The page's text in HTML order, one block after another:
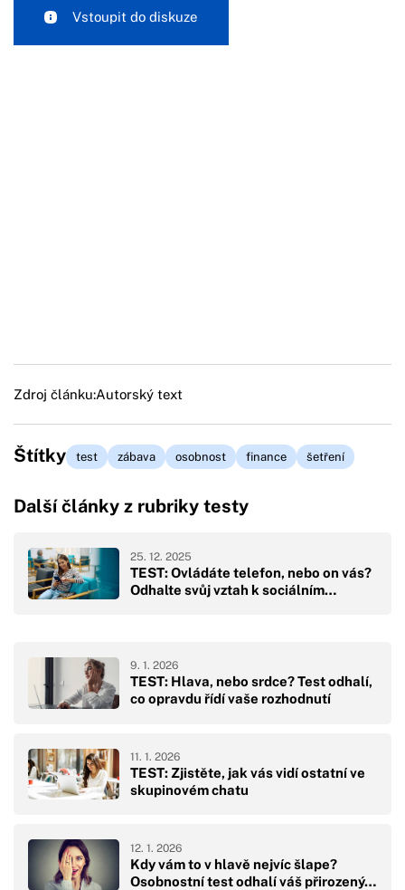
Vstoupit do diskuze
Zdroj článku:Autorský text
Štítky test zábava osobnost finance šetření
Další články z rubriky testy
TEST: Ovládáte telefon, nebo on vás?
Odhalte svůj vztah k sociálním…
25. 12. 2025
TEST: Hlava, nebo srdce? Test odhalí,
co opravdu řídí vaše rozhodnutí
9. 1. 2026
TEST: Zjistěte, jak vás vidí ostatní ve
skupinovém chatu
11. 1. 2026
Kdy vám to v hlavě nejvíc šlape?
Osobnostní test odhalí váš přirozený…
12. 1. 2026